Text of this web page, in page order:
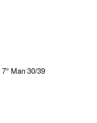
Man 30/39